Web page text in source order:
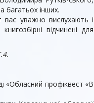
багатьох інших.
вас уважно вислухають і
відчинені для
«Обласний профіквест «В